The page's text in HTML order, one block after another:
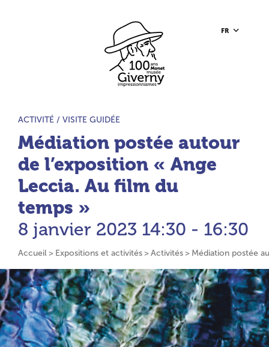
FR
Accueil du site
TYPE D’ACTIVITÉ :
ACTIVITÉ /VISITE GUIDÉE
Médiation postée autour
de l’exposition « Ange
Leccia. Au film du
temps »
8 janvier 2023 14:30 - 16:30
Accueil Expositions et activités Activités Médiation postée